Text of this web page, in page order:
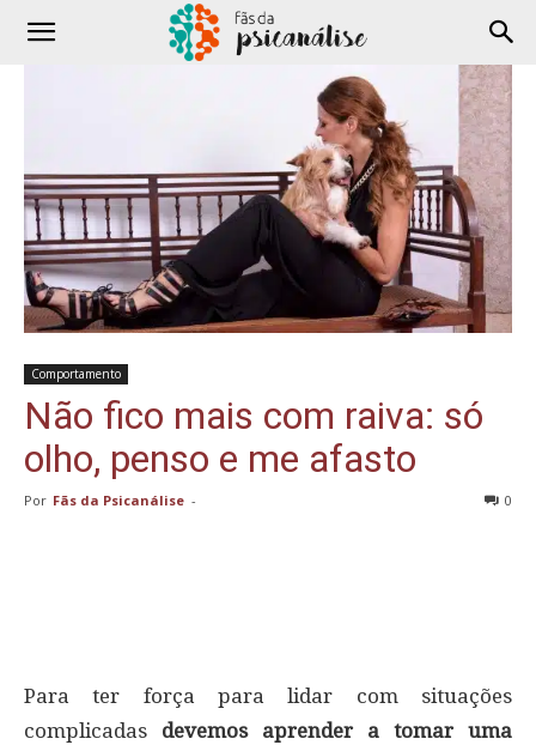
Comportamento
Não fico mais com raiva: só
olho, penso e me afasto
Por Fãs da Psicanálise - 0
Para ter força para lidar com situações
complicadas devemos aprender a tomar uma